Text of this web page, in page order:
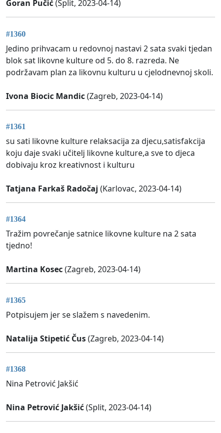
Goran Pučić(Split, 2023-04-14)
#1360
Jedino prihvacam u redovnoj nastavi 2 sata svaki tjedan
blok sat likovne kulture od 5. do 8. razreda. Ne
podržavam plan za likovnu kulturu u cjelodnevnoj skoli.
Ivona Biocic Mandic(Zagreb, 2023-04-14)
#1361
su sati likovne kulture relaksacija za djecu,satisfakcija
koju daje svaki učitelj likovne kulture,a sve to djeca
dobivaju kroz kreativnost i kulturu
Tatjana Farkaš Radočaj (Karlovac, 2023-04-14)
#1364
Tražim povrečanje satnice likovne kulture na 2 sata
tjedno!
Martina Kosec(Zagreb, 2023-04-14)
#1365
Potpisujem jer se slažem s navedenim.
Natalija Stipetić Čus(Zagreb, 2023-04-14)
#1368
Nina Petrović Jakšić
Nina Petrović Jakšić(Split, 2023-04-14)